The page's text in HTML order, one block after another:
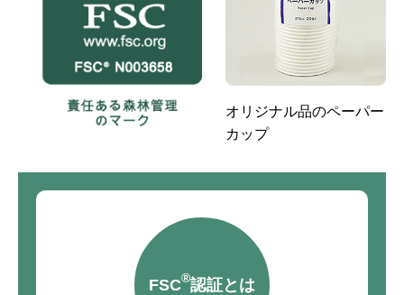
オリジナル品のペーパー
カップ
FSC®認証とは